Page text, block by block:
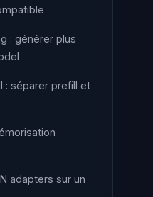
: générer plus
: séparer prefill et
adapters sur un